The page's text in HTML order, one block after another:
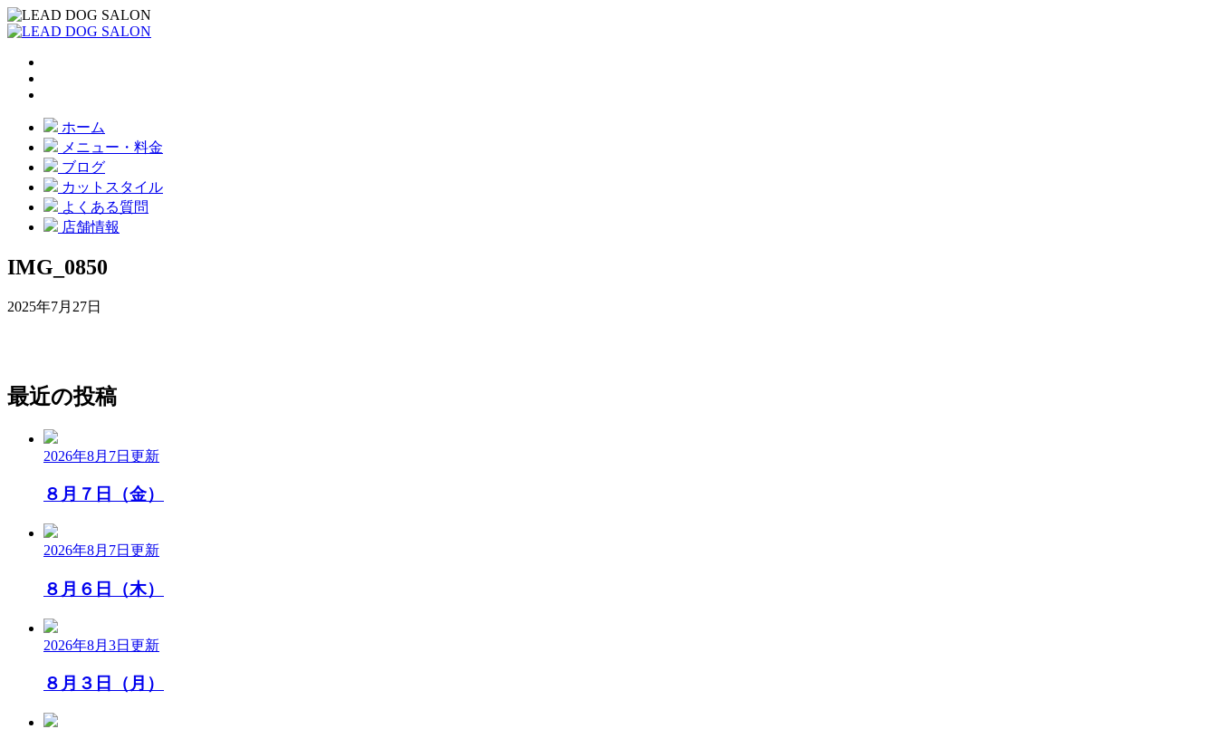
ホーム
メニュー・料金
ブログ
カットスタイル
よくある質問
店舗情報
IMG_0850
2025年7月27日
最近の投稿
2026年8月7日 更新
８月７日（金）
2026年8月7日 更新
８月６日（木）
2026年8月3日 更新
８月３日（月）